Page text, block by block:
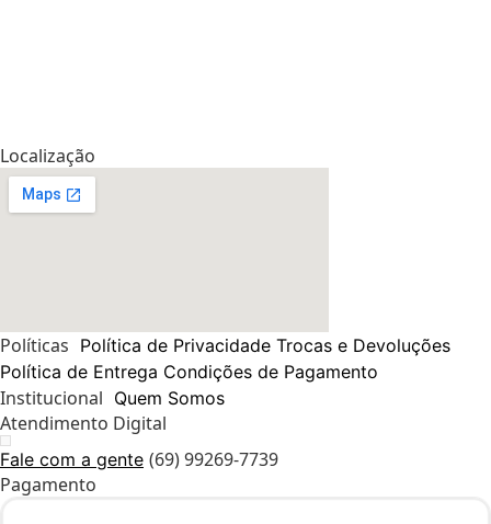
Localização
Políticas Política de Privacidade Trocas e Devoluções
Política de Entrega Condições de Pagamento
Institucional Quem Somos
Atendimento Digital
Fale com a gente (69) 99269-7739
Pagamento